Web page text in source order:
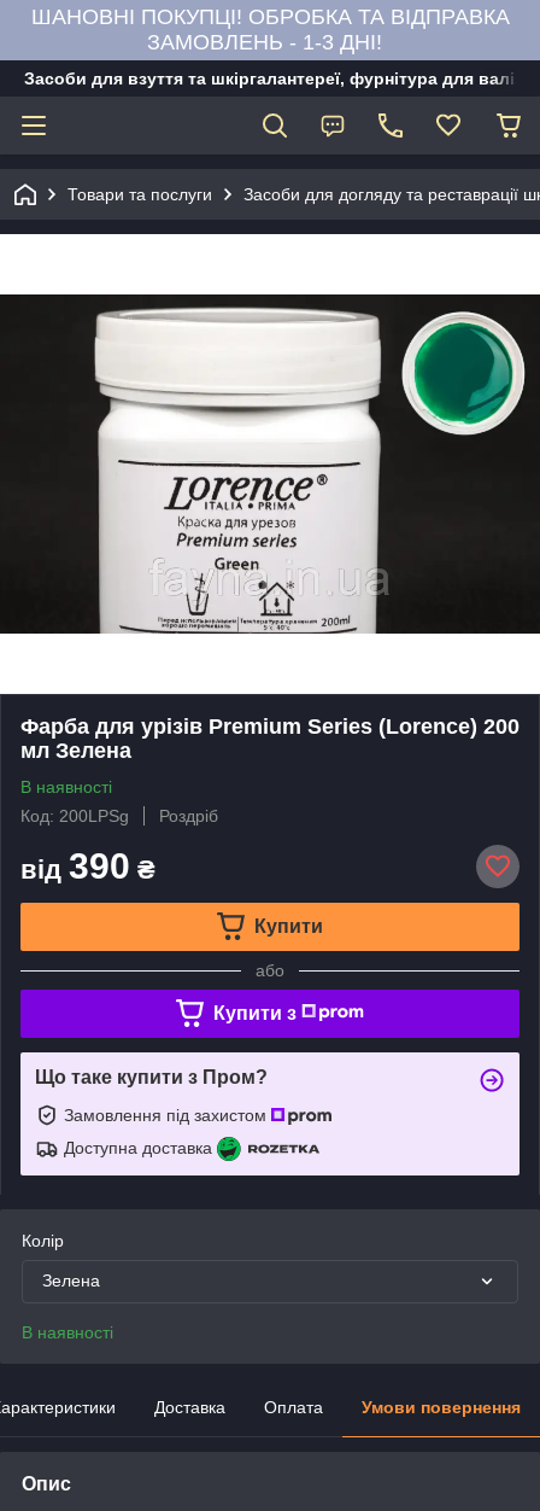
ШАНОВНІ ПОКУПЦІ! ОБРОБКА ТА ВІДПРАВКА
ЗАМОВЛЕНЬ - 1-3 ДНІ!
Засоби для взуття та шкіргалантереї, фурнітура для
Товари та послуги Засоби для догляду та реставрації
Фарба для урізів Premium Series (Lorence) 200
мл Зелена
В наявності
Код: 200LPSg
Роздріб
від 390 ₴
Купити
або
Купити з
Що таке купити з Пром?
Замовлення під захистом
Доступна доставка
Колір
Зелена
В наявності
Доставка Оплата Умови повернення
Опис